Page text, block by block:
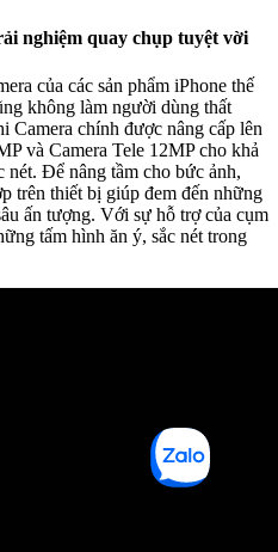
nghiệm quay chụp tuyệt vời
của các sản phẩm iPhone thế
không làm người dùng thất
Camera chính được nâng cấp lên
và Camera Tele 12MP cho khả
nét. Để nâng tầm cho bức ảnh,
trên thiết bị giúp đem đến những
ấn tượng. Với sự hỗ trợ của cụm
tấm hình ăn ý, sắc nét trong